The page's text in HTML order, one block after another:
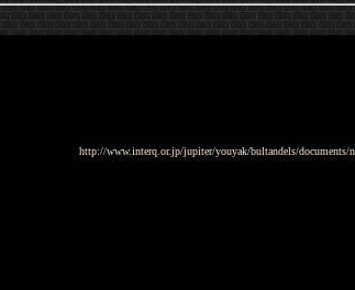
http://www.interq.or.jp/jupiter/youyak/bultandels/documents/